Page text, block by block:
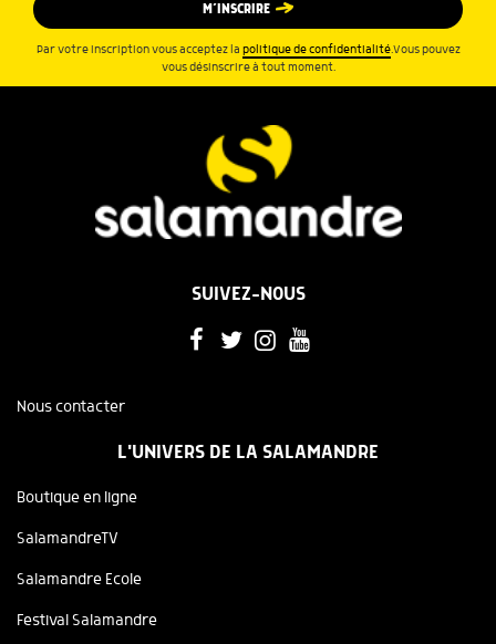
M’INSCRIRE
Par votre inscription vous acceptez la politique de confidentialité.Vous pouvez
vous désinscrire à tout moment.
SUIVEZ-NOUS
Nous contacter
L'UNIVERS DE LA SALAMANDRE
Boutique en ligne
SalamandreTV
Salamandre Ecole
Festival Salamandre